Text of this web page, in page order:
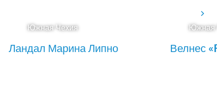
Южная Чехия
Ландал Марина Липно
Южная
Велнес